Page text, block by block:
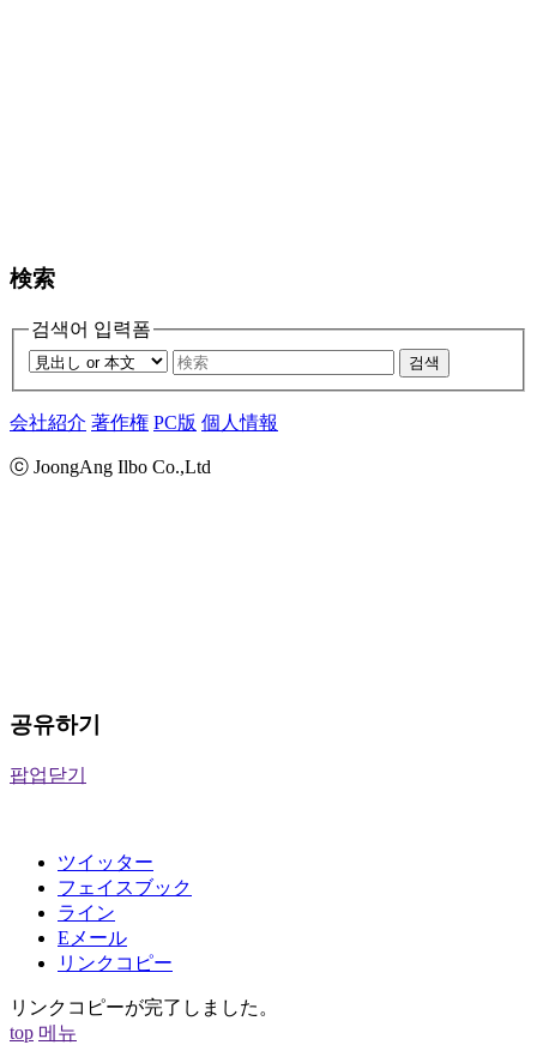
検索
검색어 입력폼
검색
会社紹介 著作権 PC版 個人情報
ⓒ JoongAng Ilbo Co.,Ltd
공유하기
팝업닫기
ツイッター
フェイスブック
ライン
Eメール
リンクコピー
リンクコピーが完了しました。
top 메뉴